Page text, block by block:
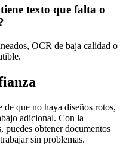
texto que falta o
OCR de baja calidad o
que no haya diseños rotos,
adicional. Con la
puedes obtener documentos
sin problemas.